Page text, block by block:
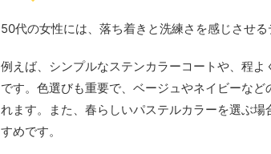
50代の女性には、落ち着きと洗練さを感じさせる
例えば、シンプルなステンカラーコートや、程
です。色選びも重要で、ベージュやネイビーな
れます。また、春らしいパステルカラーを選ぶ
すめです。